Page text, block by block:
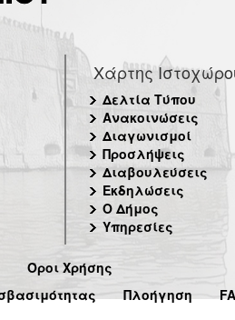
Χάρτης
Δελτία Τύπου
Ανακοινώσεις
Διαγωνισμοί
Προσλήψεις
Διαβουλεύσεις
Εκδηλώσεις
Ο Δήμος
Υπηρεσίες
Όροι Χρήσης
Πλοήγηση